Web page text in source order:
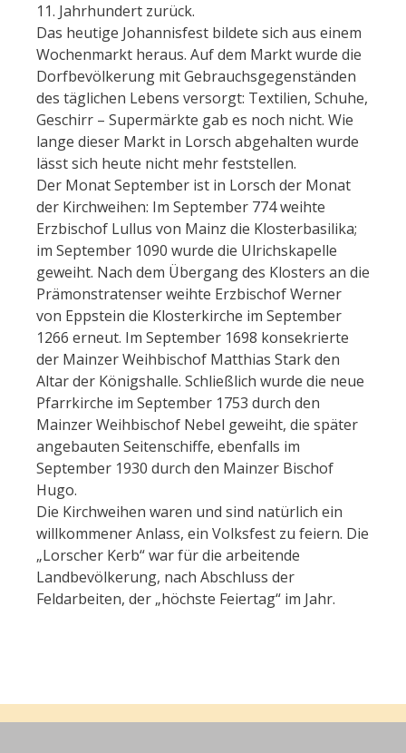
11. Jahrhundert zurück.
Das heutige Johannisfest bildete sich aus einem
Wochenmarkt heraus. Auf dem Markt wurde die
Dorfbevölkerung mit Gebrauchsgegenständen
des täglichen Lebens versorgt: Textilien, Schuhe,
Geschirr – Supermärkte gab es noch nicht. Wie
lange dieser Markt in Lorsch abgehalten wurde
lässt sich heute nicht mehr feststellen.
Der Monat September ist in Lorsch der Monat
der Kirchweihen: Im September 774 weihte
Erzbischof Lullus von Mainz die Klosterbasilika;
im September 1090 wurde die Ulrichskapelle
geweiht. Nach dem Übergang des Klosters an die
Prämonstratenser weihte Erzbischof Werner
von Eppstein die Klosterkirche im September
1266 erneut. Im September 1698 konsekrierte
der Mainzer Weihbischof Matthias Stark den
Altar der Königshalle. Schließlich wurde die neue
Pfarrkirche im September 1753 durch den
Mainzer Weihbischof Nebel geweiht, die später
angebauten Seitenschiffe, ebenfalls im
September 1930 durch den Mainzer Bischof
Hugo.
Die Kirchweihen waren und sind natürlich ein
willkommener Anlass, ein Volksfest zu feiern. Die
„Lorscher Kerb“ war für die arbeitende
Landbevölkerung, nach Abschluss der
Feldarbeiten, der „höchste Feiertag“ im Jahr.